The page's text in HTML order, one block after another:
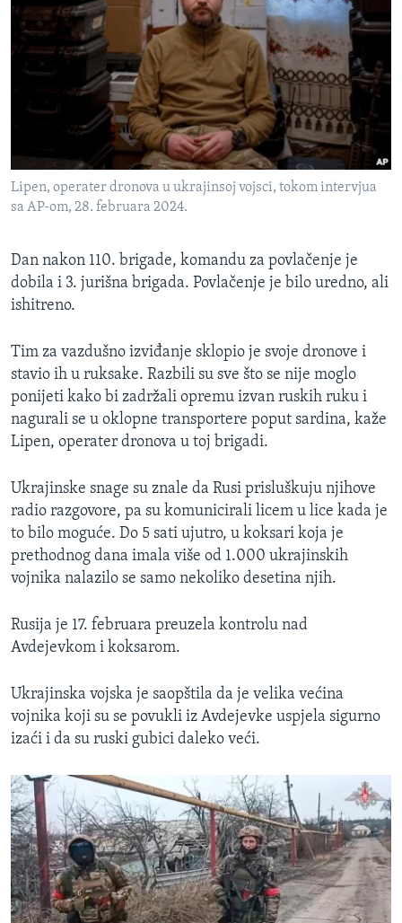
Lipen, operater dronova u ukrajinsoj vojsci, tokom intervjua
sa AP-om, 28. februara 2024.
Dan nakon 110. brigade, komandu za povlačenje je
dobila i 3. jurišna brigada. Povlačenje je bilo uredno, ali
ishitreno.
Tim za vazdušno izviđanje sklopio je svoje dronove i
stavio ih u ruksake. Razbili su sve što se nije moglo
ponijeti kako bi zadržali opremu izvan ruskih ruku i
nagurali se u oklopne transportere poput sardina, kaže
Lipen, operater dronova u toj brigadi.
Ukrajinske snage su znale da Rusi prisluškuju njihove
radio razgovore, pa su komunicirali licem u lice kada je
to bilo moguće. Do 5 sati ujutro, u koksari koja je
prethodnog dana imala više od 1.000 ukrajinskih
vojnika nalazilo se samo nekoliko desetina njih.
Rusija je 17. februara preuzela kontrolu nad
Avdejevkom i koksarom.
Ukrajinska vojska je saopštila da je velika većina
vojnika koji su se povukli iz Avdejevke uspjela sigurno
izaći i da su ruski gubici daleko veći.